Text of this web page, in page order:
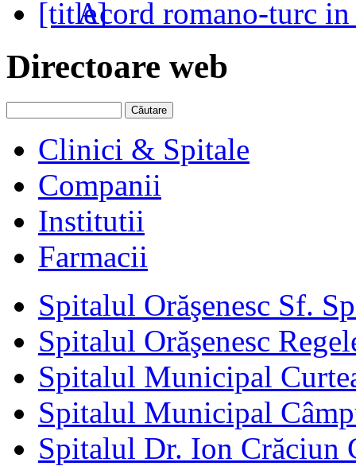
Acord romano-turc
Directoare web
Clinici & Spitale
Companii
Institutii
Farmacii
Spitalul Orăşenesc Sf.
Spitalul Orăşenesc
Spitalul Municipal
Spitalul Municipal
Spitalul Dr. Ion Crăciun